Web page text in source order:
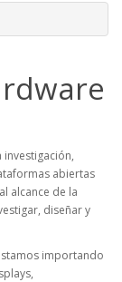
investigación,
abiertas
alcance de la
diseñar y
importando